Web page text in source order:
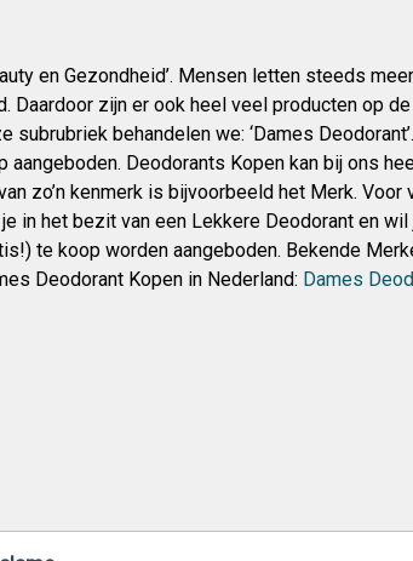
en Gezondheid’. Mensen letten steeds
Daardoor zijn er ook heel veel producten op
behandelen we: ‘Dames
aangeboden. Deodorants Kopen kan bij ons
zo’n kenmerk is bijvoorbeeld het Merk.
in het bezit van een Lekkere Deodorant en
te koop worden aangeboden. Bekende
Deodorant Kopen in Nederland: Dames